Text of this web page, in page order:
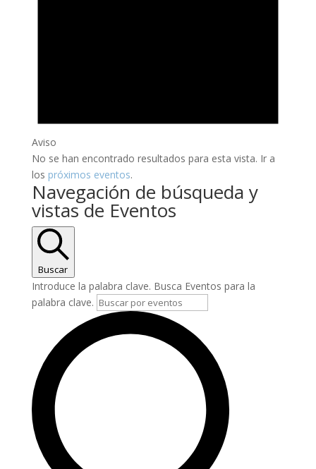
Aviso
No se han encontrado resultados para esta vista. Ir a
los próximos eventos.
Navegación de búsqueda y
vistas de Eventos
Buscar
Introduce la palabra clave. Busca Eventos para la
palabra clave.